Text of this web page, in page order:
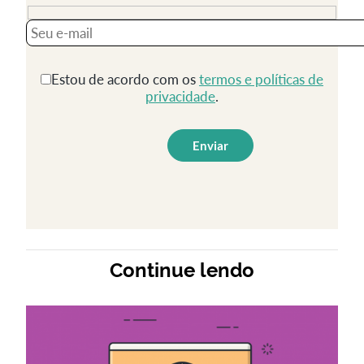
A ideia de que usar vídeos nos treinamentos da
empresa é algo reservado apenas para as grandes é
progresso tecnológico, é possível obter excelente
qualidade em suas captações sem precisar gastar
Ainda assim, o seu treinamento precisa ser feito
3. Contribui para consistência de
informações
informações desencontradas são repassadas para a
equipe em pontos diferentes do tempo. Talvez as
Estou de acordo com ostermos e políticas de
privacidade.
Continue lendo